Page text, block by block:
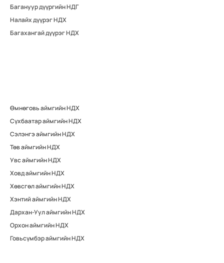
Багануур дүүргийн НДГ
Налайх дүүрэг НДХ
Багахангай дүүрэг НДХ
Өмнөговь аймгийн НДХ
Сүхбаатар аймгийн НДХ
Сэлэнгэ аймгийн НДХ
Төв аймгийн НДХ
Увс аймгийн НДХ
Ховд аймгийн НДХ
Хөвсгөл аймгийн НДХ
Хэнтий аймгийн НДХ
Дархан-Уул аймгийн НДХ
Орхон аймгийн НДХ
Говьсүмбэр аймгийн НДХ